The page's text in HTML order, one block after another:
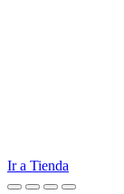
Ir a Tienda